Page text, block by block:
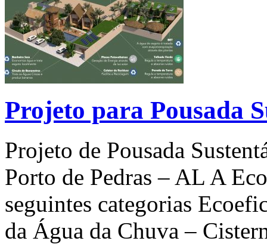
Projeto para Pousada
Projeto de Pousada
Porto de Pedras – AL A
seguintes categorias
da Água da Chuva –